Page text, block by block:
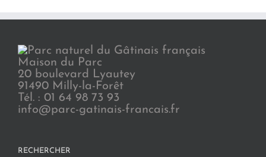
Maison du Parc
20 boulevard Lyautey
91490 Milly-la-Forêt
Tél. : 01 64 98 73 93
info@parc-gatinais-francais.fr
RECHERCHER